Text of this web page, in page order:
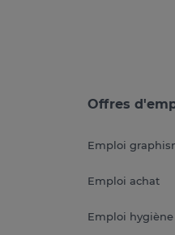
Offres
Emploi
Emploi achat
Emploi